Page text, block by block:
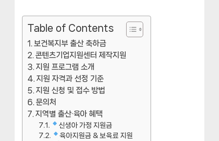
Table of Contents
보건복지부 출산 축하금
콘텐츠기업지원센터 제작지원
지원 프로그램 소개
지원 자격과 선정 기준
지원 신청 및 접수 방법
문의처
지역별 출산·육아 혜택
신생아 가정 지원금
육아지원금 & 보육료 지원